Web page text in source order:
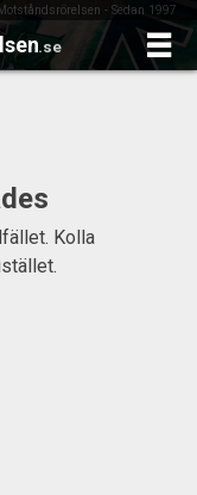
- Sedan 1997
.se
Kolla